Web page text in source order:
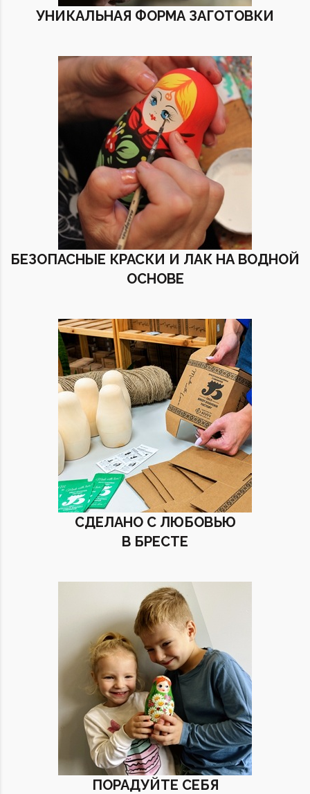
УНИКАЛЬНАЯ ФОРМА ЗАГОТОВКИ
БЕЗОПАСНЫЕ КРАСКИ И ЛАК НА ВОДНОЙ
ОСНОВЕ
СДЕЛАНО С ЛЮБОВЬЮ
В БРЕСТЕ
ПОРАДУЙТЕ СЕБЯ